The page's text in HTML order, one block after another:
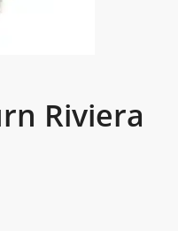
Riviera